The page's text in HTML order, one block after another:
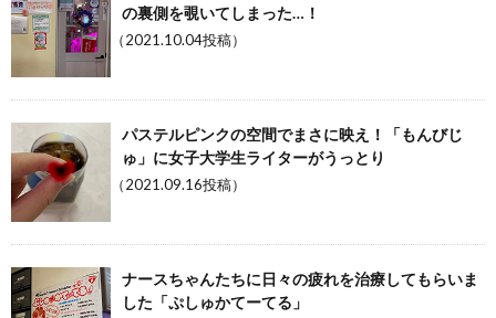
の裏側を覗いてしまった…！
（2021.10.04投稿）
パステルピンクの空間でまさに映え！「もんびじ
ゅ」に女子大学生ライターがうっとり
（2021.09.16投稿）
ナースちゃんたちに日々の疲れを治療してもらいま
した「ぷしゅかてーてる」